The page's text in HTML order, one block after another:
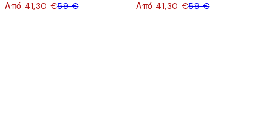
Από 41,30 €59 € Από 41,30 €59 €